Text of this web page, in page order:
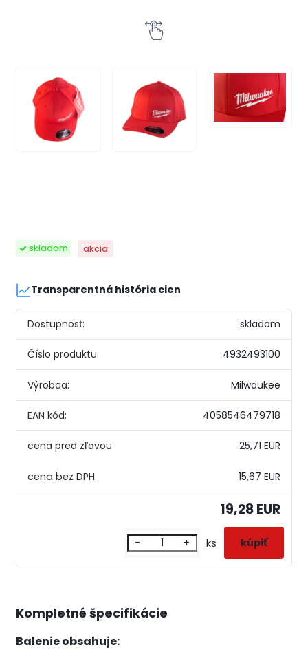
skladom akcia
Transparentná história cien
Dostupnosť: skladom
Číslo produktu: 4932493100
Výrobca: Milwaukee
EAN kód: 4058546479718
cena pred zľavou 25,71 EUR
15,67 EUR
19,28 EUR
- + ks
Kompletné špecifikácie
Balenie obsahuje: